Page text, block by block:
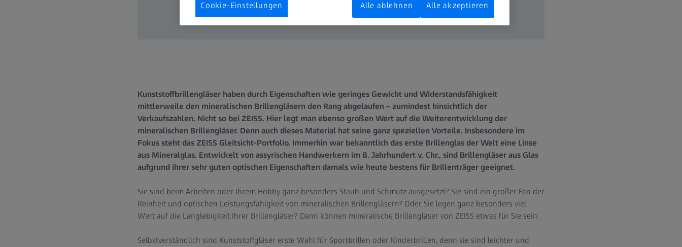
Kunststoffbrillengläser haben durch Eigenschaften wie geringes Gewicht und Widerstandsfähigkeit
mittlerweile den mineralischen Brillengläsern den Rang abgelaufen – zumindest hinsichtlich der
Verkaufszahlen. Nicht so bei ZEISS. Hier legt man ebenso großen Wert auf die Weiterentwicklung der
mineralischen Brillengläser. Denn auch dieses Material hat seine ganz speziellen Vorteile. Insbesondere im
Fokus steht das ZEISS Gleitsicht-Portfolio. Immerhin war bekanntlich das erste Brillenglas der Welt eine Linse
aus Mineralglas. Entwickelt von assyrischen Handwerkern im 8. Jahrhundert v. Chr., sind Brillengläser aus Glas
aufgrund ihrer sehr guten optischen Eigenschaften damals wie heute bestens für Brillenträger geeignet.
Sie sind beim Arbeiten oder Ihrem Hobby ganz besonders Staub und Schmutz ausgesetzt? Sie sind ein großer Fan der
Reinheit und optischen Leistungsfähigkeit von mineralischen Brillengläsern? Oder Sie legen ganz besonders viel
Wert auf die Langlebigkeit Ihrer Brillengläser? Dann können mineralische Brillengläser von ZEISS etwas für Sie sein.
Selbstverständlich sind Kunststoffgläser erste Wahl für Sportbrillen oder Kinderbrillen, denn sie sind leichter und
Cookie-Einstellungen Alle ablehnen Alle akzeptieren